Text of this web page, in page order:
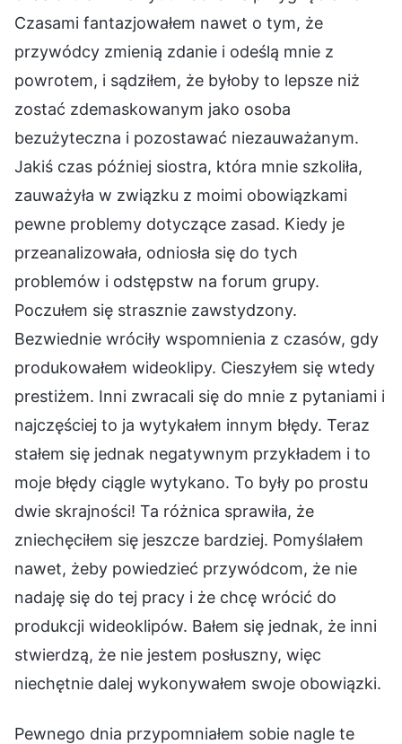
Czasami fantazjowałem nawet o tym, że
przywódcy zmienią zdanie i odeślą mnie z
powrotem, i sądziłem, że byłoby to lepsze niż
zostać zdemaskowanym jako osoba
bezużyteczna i pozostawać niezauważanym.
Jakiś czas później siostra, która mnie szkoliła,
zauważyła w związku z moimi obowiązkami
pewne problemy dotyczące zasad. Kiedy je
przeanalizowała, odniosła się do tych
problemów i odstępstw na forum grupy.
Poczułem się strasznie zawstydzony.
Bezwiednie wróciły wspomnienia z czasów, gdy
produkowałem wideoklipy. Cieszyłem się wtedy
prestiżem. Inni zwracali się do mnie z pytaniami i
najczęściej to ja wytykałem innym błędy. Teraz
stałem się jednak negatywnym przykładem i to
moje błędy ciągle wytykano. To były po prostu
dwie skrajności! Ta różnica sprawiła, że
zniechęciłem się jeszcze bardziej. Pomyślałem
nawet, żeby powiedzieć przywódcom, że nie
nadaję się do tej pracy i że chcę wrócić do
produkcji wideoklipów. Bałem się jednak, że inni
stwierdzą, że nie jestem posłuszny, więc
niechętnie dalej wykonywałem swoje obowiązki.
Pewnego dnia przypomniałem sobie nagle te